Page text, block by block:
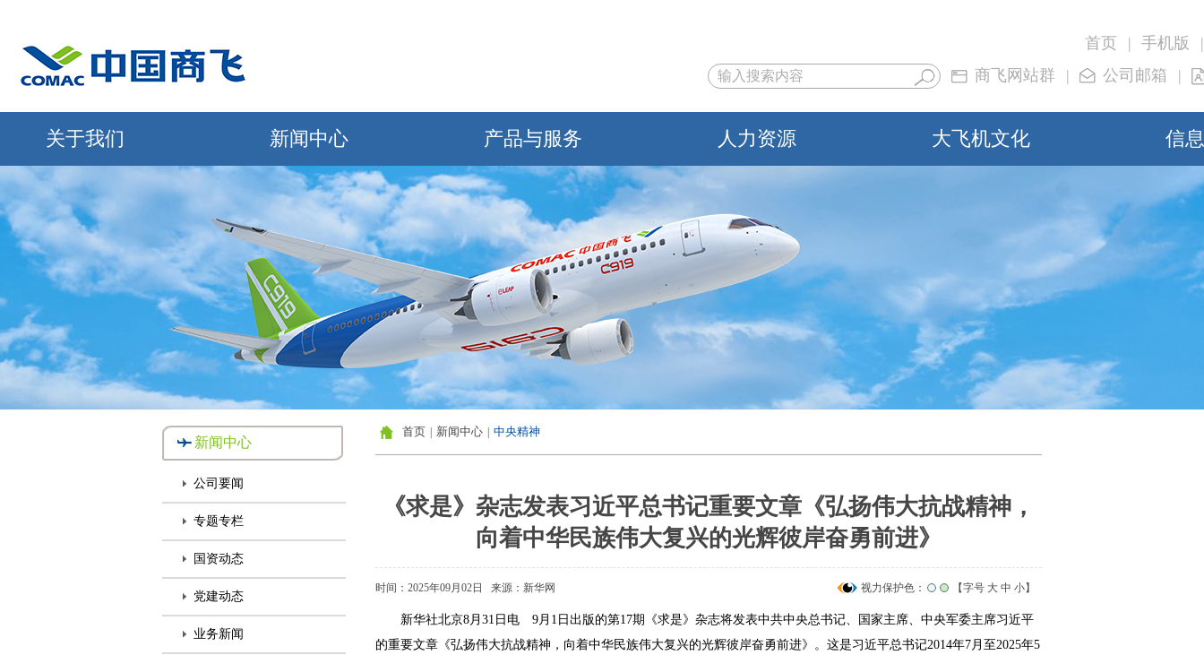
首页 | 手机版
|
商飞网站群
| 公司邮箱 |
关于我们 新闻中心 产品与服务 人力资源 大飞机文化 信
新闻中心
公司要闻
专题专栏
国资动态
党建动态
业务新闻
首页 新闻中心 中央精神
《求是》杂志发表习近平总书记重要文章《弘扬伟大抗战精神，
向着中华民族伟大复兴的光辉彼岸奋勇前进》
时间：2025年09月02日 来源：新华网 视力保护色： 【字号 大 中 小】
新华社北京8月31日电 9月1日出版的第17期《求是》杂志将发表中共中央总书记、国家主席、中央军委主席习近平
的重要文章《弘扬伟大抗战精神，向着中华民族伟大复兴的光辉彼岸奋勇前进》。这是习近平总书记2014年7月至2025年5